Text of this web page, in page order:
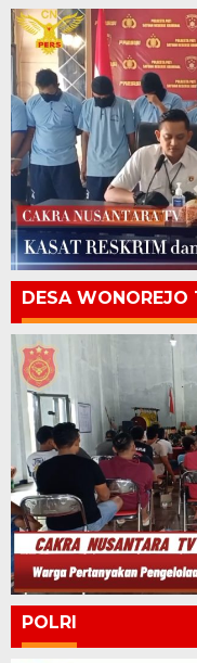
DESA
POLRI